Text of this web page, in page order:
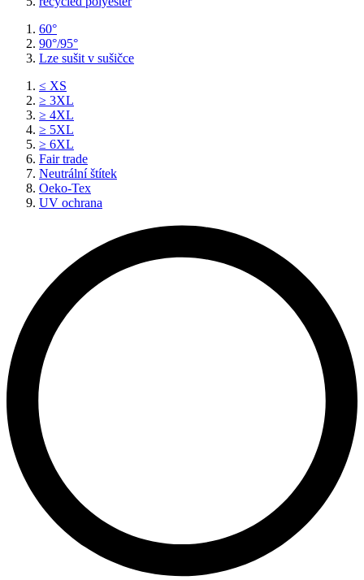
60°
90°/95°
Lze sušit v sušičce
≤ XS
≥ 3XL
≥ 4XL
≥ 5XL
≥ 6XL
Fair trade
Neutrální štítek
Oeko-Tex
UV ochrana